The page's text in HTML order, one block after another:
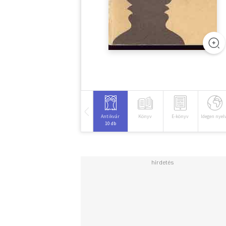
Antikvár
10 db
Könyv E-könyv Idegen